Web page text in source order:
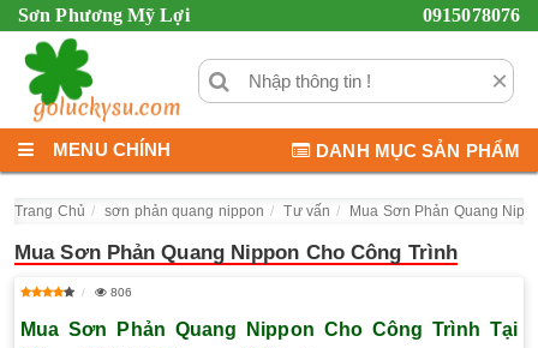
Sơn Phương Mỹ Lợi 0915078076
×
MENU CHÍNH DANH MỤC SẢN PHẨM
Trang Chủ sơn phản quang nippon Tư vấn Mua Sơn Phản Quang
Mua Sơn Phản Quang Nippon Cho Công Trình
806
Mua Sơn Phản Quang Nippon Cho Công Trình Tại